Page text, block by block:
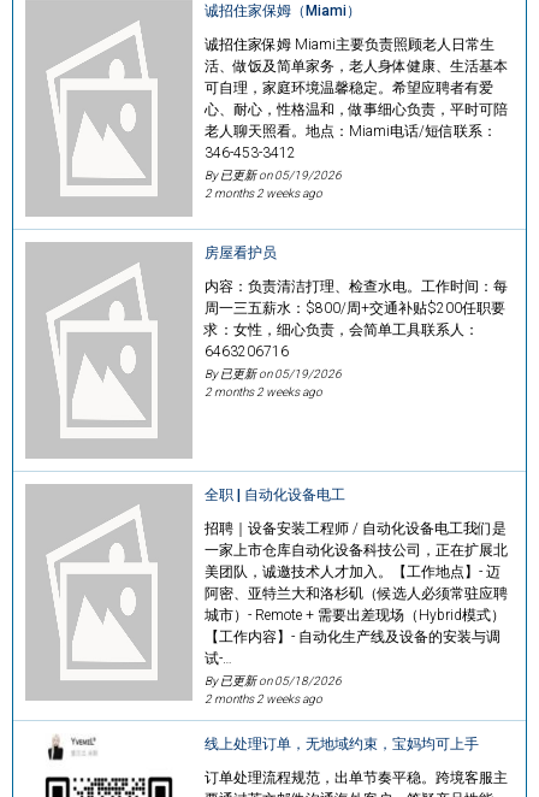
诚招住家保姆（Miami）
诚招住家保姆 Miami主要负责照顾老人日常生
活、做饭及简单家务，老人身体健康、生活基本
可自理，家庭环境温馨稳定。希望应聘者有爱
心、耐心，性格温和，做事细心负责，平时可陪
老人聊天照看。地点：Miami电话/短信联系：
346-453-3412
By 已更新 on05/19/2026
2 months 2 weeks ago
房屋看护员
内容：负责清洁打理、检查水电。工作时间：每
周一三五薪水：$800/周+交通补贴$200任职要
求：女性，细心负责，会简单工具联系人：
6463206716
By 已更新 on05/19/2026
2 months 2 weeks ago
全职 | 自动化设备电工
招聘｜设备安装工程师 / 自动化设备电工我们是
一家上市仓库自动化设备科技公司，正在扩展北
美团队，诚邀技术人才加入。【工作地点】- 迈
阿密、亚特兰大和洛杉矶（候选人必须常驻应聘
城市）- Remote + 需要出差现场（Hybrid模式）
【工作内容】- 自动化生产线及设备的安装与调
试-…
By 已更新 on05/18/2026
2 months 2 weeks ago
线上处理订单，无地域约束，宝妈均可上手
订单处理流程规范，出单节奏平稳。跨境客服主